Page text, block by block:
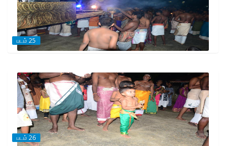
படம் 25
படம் 26